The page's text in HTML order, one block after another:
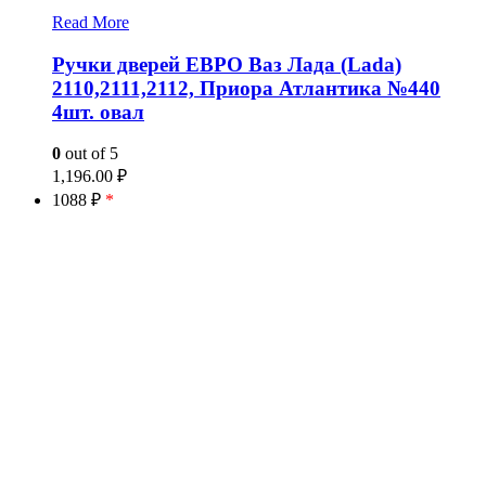
Read More
Ручки дверей ЕВРО Ваз Лада (Lada)
2110,2111,2112, Приора Атлантика №440
4шт. овал
0 out of 5
1,196.00 ₽
1088 ₽ *